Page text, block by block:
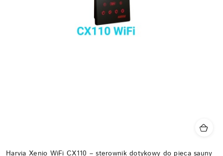
Harvia Xenio WiFi CX110 – sterownik dotykowy do pieca sauny